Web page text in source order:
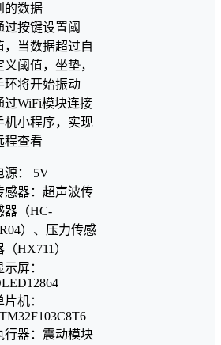
的数据
过按键设置阈
，当数据超过自
义阈值，坐垫，
环将开始振动
过WiFi模块连接
机小程序，实现
程查看
源： 5V
感器：超声波传
器（HC-
）、压力传感
（HX711）
示屏：
片机：
行器：震动模块